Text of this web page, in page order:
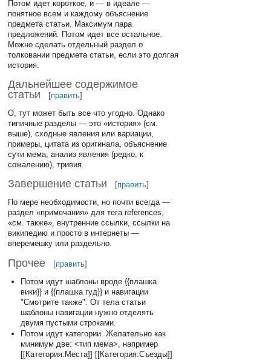
Потом идет короткое, и — в идеале —
понятное всем и каждому объяснение
предмета статьи. Максимум пара
предложений. Потом идет все остальное.
Можно сделать отдельный раздел о
толковании предмета статьи, если это долгая
история.
Дальнейшее содержимое
статьи
[править]
О, тут может быть все что угодно. Однако
типичные разделы — это «история» (см.
выше), сходные явления или вариации,
примеры, цитата из оригинала, объяснение
сути мема, анализ явления (редко, к
сожалению), тривия.
Завершение статьи [править]
По мере необходимости, но почти всегда —
раздел «примечания» для тега references,
«см. также», внутренние ссылки, ссылки на
википедию и просто в интернеты —
вперемешку или раздельно.
Прочее [править]
Потом идут шаблоны вроде {{плашка
вики}} и {{плашка гуд}} и навигации
"Смотрите также". От тела статьи
шаблоны навигации нужно отделять
двумя пустыми строками.
Потом идут категории. Желательно как
минимум две: <тип мема>, например
[[Категория:Места]] [[Категория:Съезды]]